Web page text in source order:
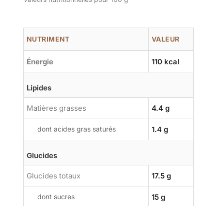
NUTRIMENT VALEUR
Énergie 110 kcal
Lipides
Matières grasses 4.4 g
dont acides gras saturés 1.4 g
Glucides
Glucides totaux 17.5 g
dont sucres 15 g